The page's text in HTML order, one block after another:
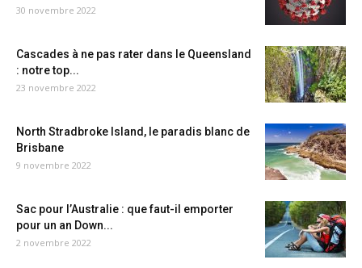
30 novembre 2022
Cascades à ne pas rater dans le Queensland
: notre top...
23 novembre 2022
North Stradbroke Island, le paradis blanc de
Brisbane
9 novembre 2022
Sac pour l’Australie : que faut-il emporter
pour un an Down...
2 novembre 2022